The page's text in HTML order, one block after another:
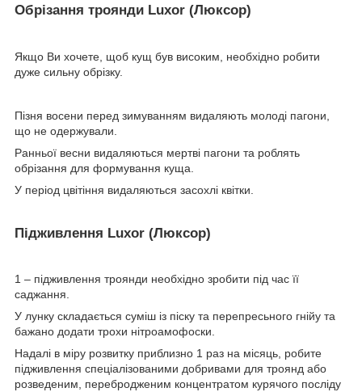
Обрізання троянди Luxor (Люксор)
Якщо Ви хочете, щоб кущ був високим, необхідно робити
дуже сильну обрізку.
Пізня восени перед зимуванням видаляють молоді пагони,
що не одержували.
Ранньої весни видаляються мертві пагони та роблять
обрізання для формування куща.
У період цвітіння видаляються засохлі квітки.
Підживлення Luxor (Люксор)
1 – підживлення троянди необхідно зробити під час її
саджання.
У лунку складається суміш із піску та перепресьного гнійу та
бажано додати трохи нітроамофоски.
Надалі в міру розвитку приблизно 1 раз на місяць, робите
підживлення спеціалізованими добривами для троянд або
розведеним, перебродженим концентратом курячого посліду